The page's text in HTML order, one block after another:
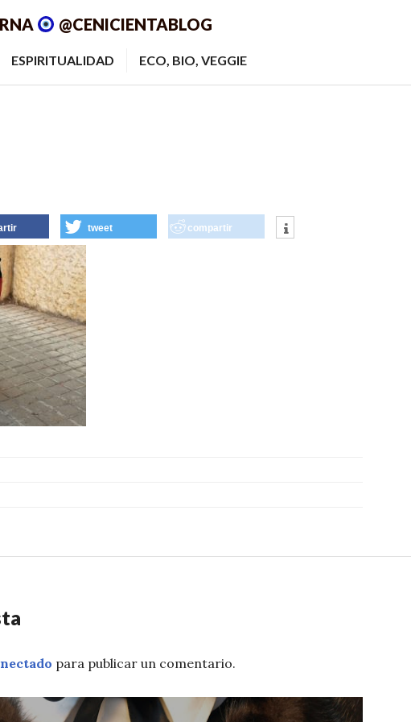
@CENICIENTABLOG
ESPIRITUALIDAD ECO, BIO, VEGGIE
tweet compartir
para publicar un comentario.